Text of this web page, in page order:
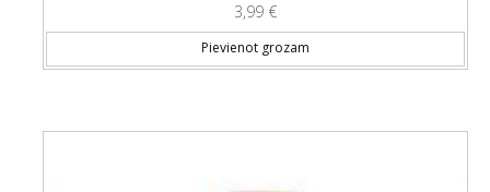
3,99 €
Pievienot grozam